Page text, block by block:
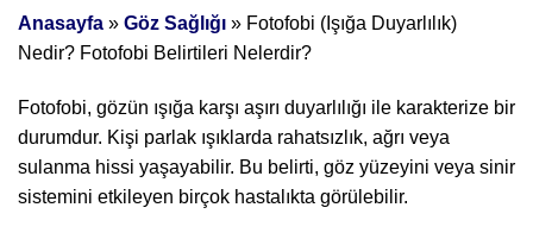
Anasayfa » Göz Sağlığı » Fotofobi (Işığa Duyarlılık)
Nedir? Fotofobi Belirtileri Nelerdir?
Fotofobi, gözün ışığa karşı aşırı duyarlılığı ile karakterize bir
durumdur. Kişi parlak ışıklarda rahatsızlık, ağrı veya
sulanma hissi yaşayabilir. Bu belirti, göz yüzeyini veya sinir
sistemini etkileyen birçok hastalıkta görülebilir.